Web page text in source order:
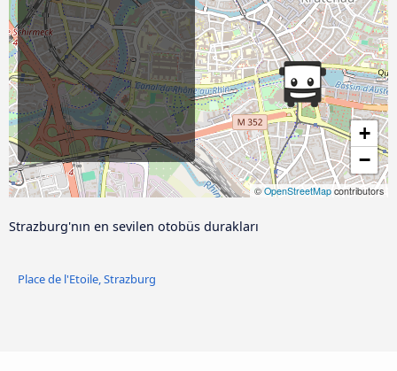
+
−
© OpenStreetMap contributors
Strazburg'nın en sevilen otobüs durakları
Place de l'Etoile, Strazburg